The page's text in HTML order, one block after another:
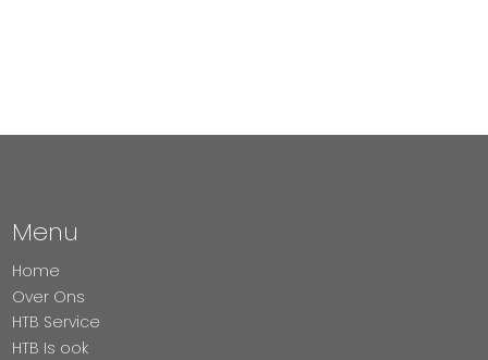
Menu
Home
Over Ons
HTB Service
HTB Is ook